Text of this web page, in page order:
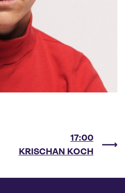
17:00
KRISCHAN KOCH